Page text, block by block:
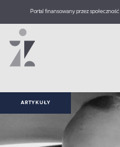
Portal finansowany przez społeczność
ARTYKUŁY